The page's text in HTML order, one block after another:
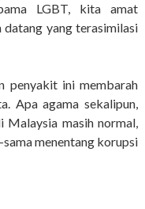
LGBT, kita amat
datang yang terasimilasi
penyakit ini membarah
Apa agama sekalipun,
Malaysia masih normal,
menentang korupsi